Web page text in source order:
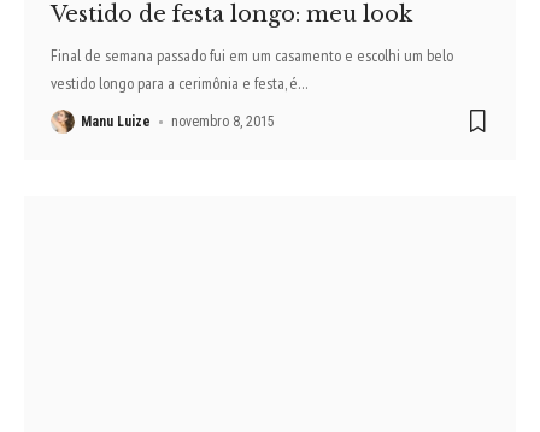
Vestido de festa longo: meu look
Final de semana passado fui em um casamento e escolhi um belo
vestido longo para a cerimônia e festa, é…
Manu Luize novembro 8, 2015